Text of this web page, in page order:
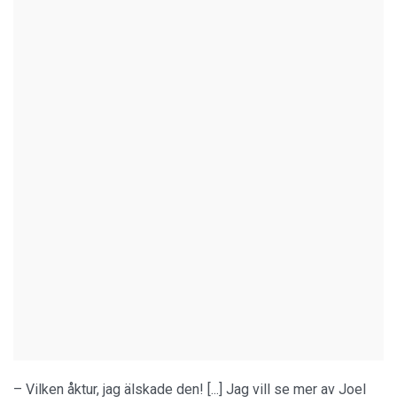
– Vilken åktur, jag älskade den! [...] Jag vill se mer av Joel